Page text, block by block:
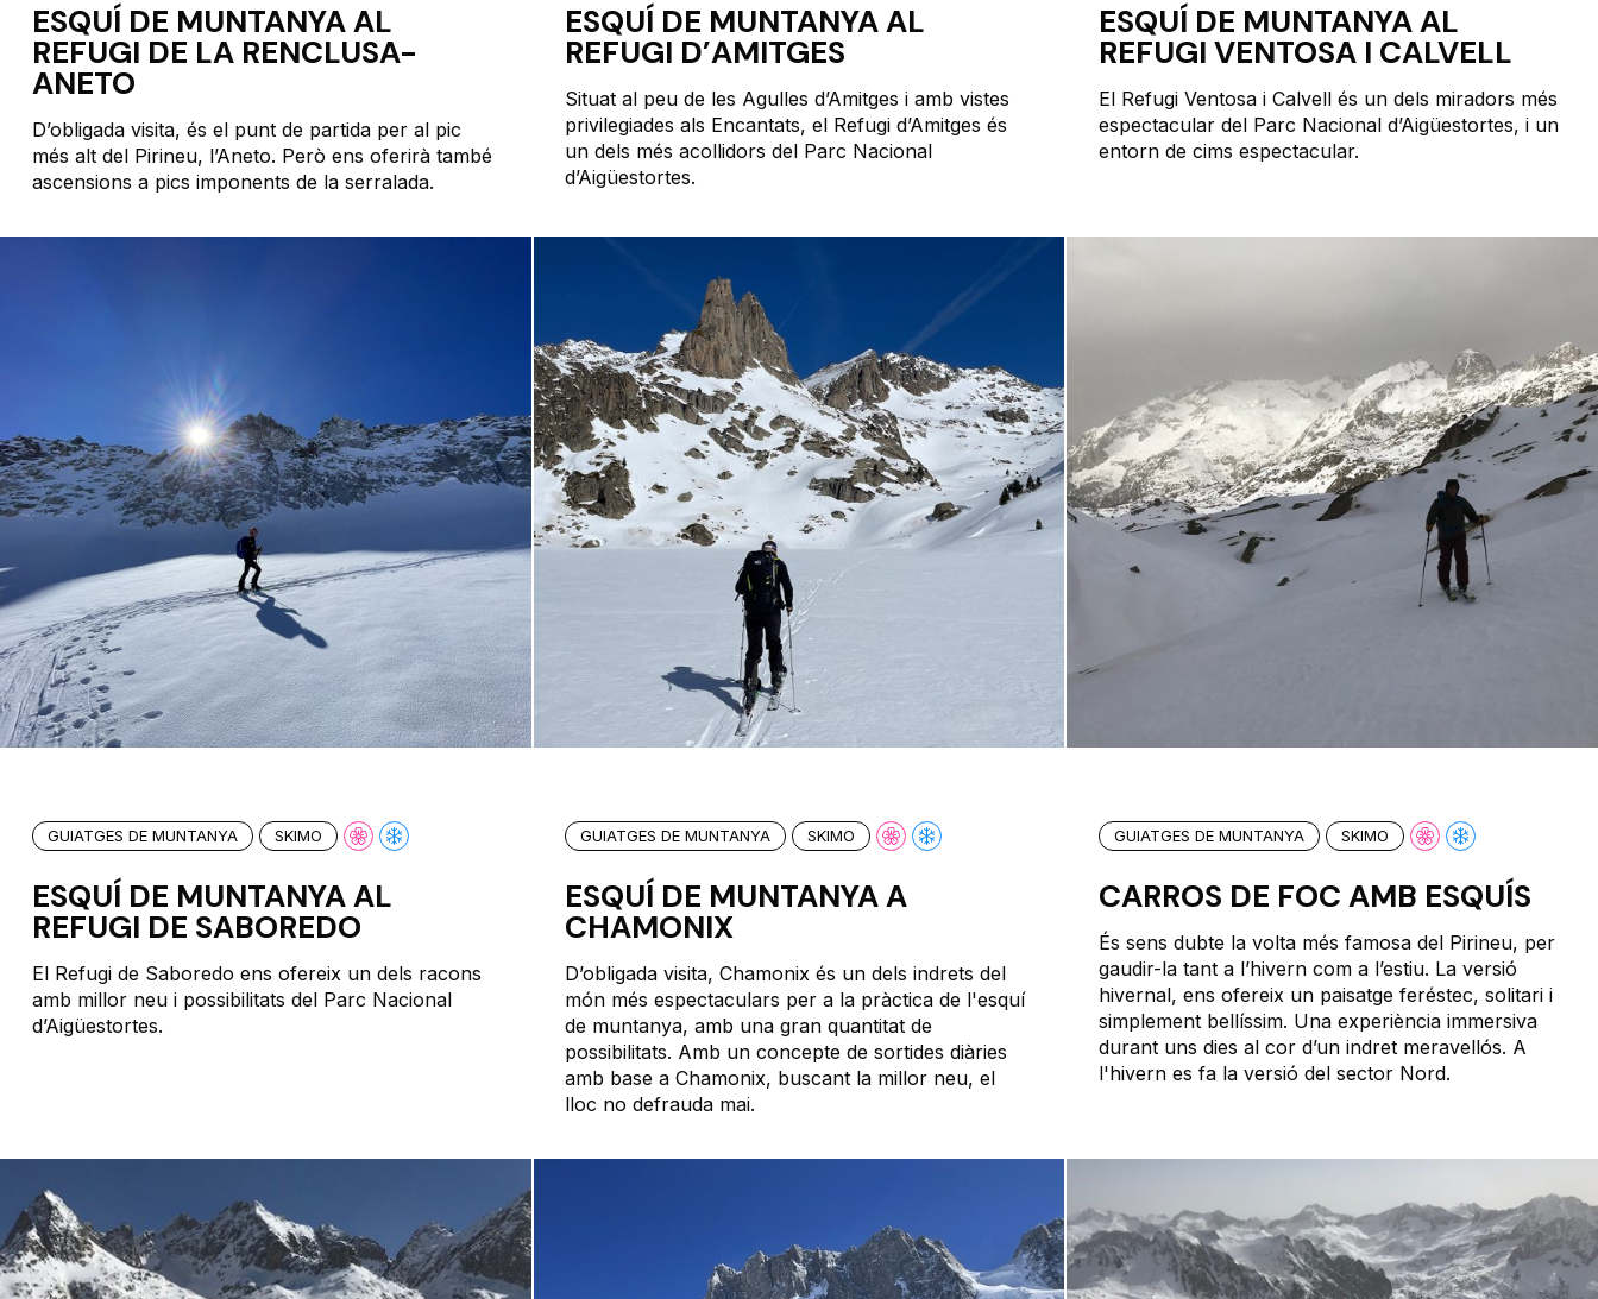
ESQUÍ DE MUNTANYA AL
REFUGI DE LA RENCLUSA-
ANETO
D’obligada visita, és el punt de partida per al pic
més alt del Pirineu, l’Aneto. Però ens oferirà també
ascensions a pics imponents de la serralada.
ESQUÍ DE MUNTANYA AL
REFUGI D’AMITGES
Situat al peu de les Agulles d’Amitges i amb vistes
privilegiades als Encantats, el Refugi d’Amitges és
un dels més acollidors del Parc Nacional
d’Aigüestortes.
ESQUÍ DE MUNTANYA AL
REFUGI VENTOSA I CALVELL
El Refugi Ventosa i Calvell és un dels miradors més
espectacular del Parc Nacional d’Aigüestortes, i un
entorn de cims espectacular.
GUIATGES DE MUNTANYA SKIMO
ESQUÍ DE MUNTANYA AL
REFUGI DE SABOREDO
El Refugi de Saboredo ens ofereix un dels racons
amb millor neu i possibilitats del Parc Nacional
d’Aigüestortes.
GUIATGES DE MUNTANYA SKIMO
ESQUÍ DE MUNTANYA A
CHAMONIX
D’obligada visita, Chamonix és un dels indrets del
món més espectaculars per a la pràctica de l'esquí
de muntanya, amb una gran quantitat de
possibilitats. Amb un concepte de sortides diàries
amb base a Chamonix, buscant la millor neu, el
lloc no defrauda mai.
GUIATGES DE MUNTANYA SKIMO
CARROS DE FOC AMB ESQUÍS
És sens dubte la volta més famosa del Pirineu, per
gaudir-la tant a l’hivern com a l’estiu. La versió
hivernal, ens ofereix un paisatge feréstec, solitari i
simplement bellíssim. Una experiència immersiva
durant uns dies al cor d’un indret meravellós. A
l'hivern es fa la versió del sector Nord.